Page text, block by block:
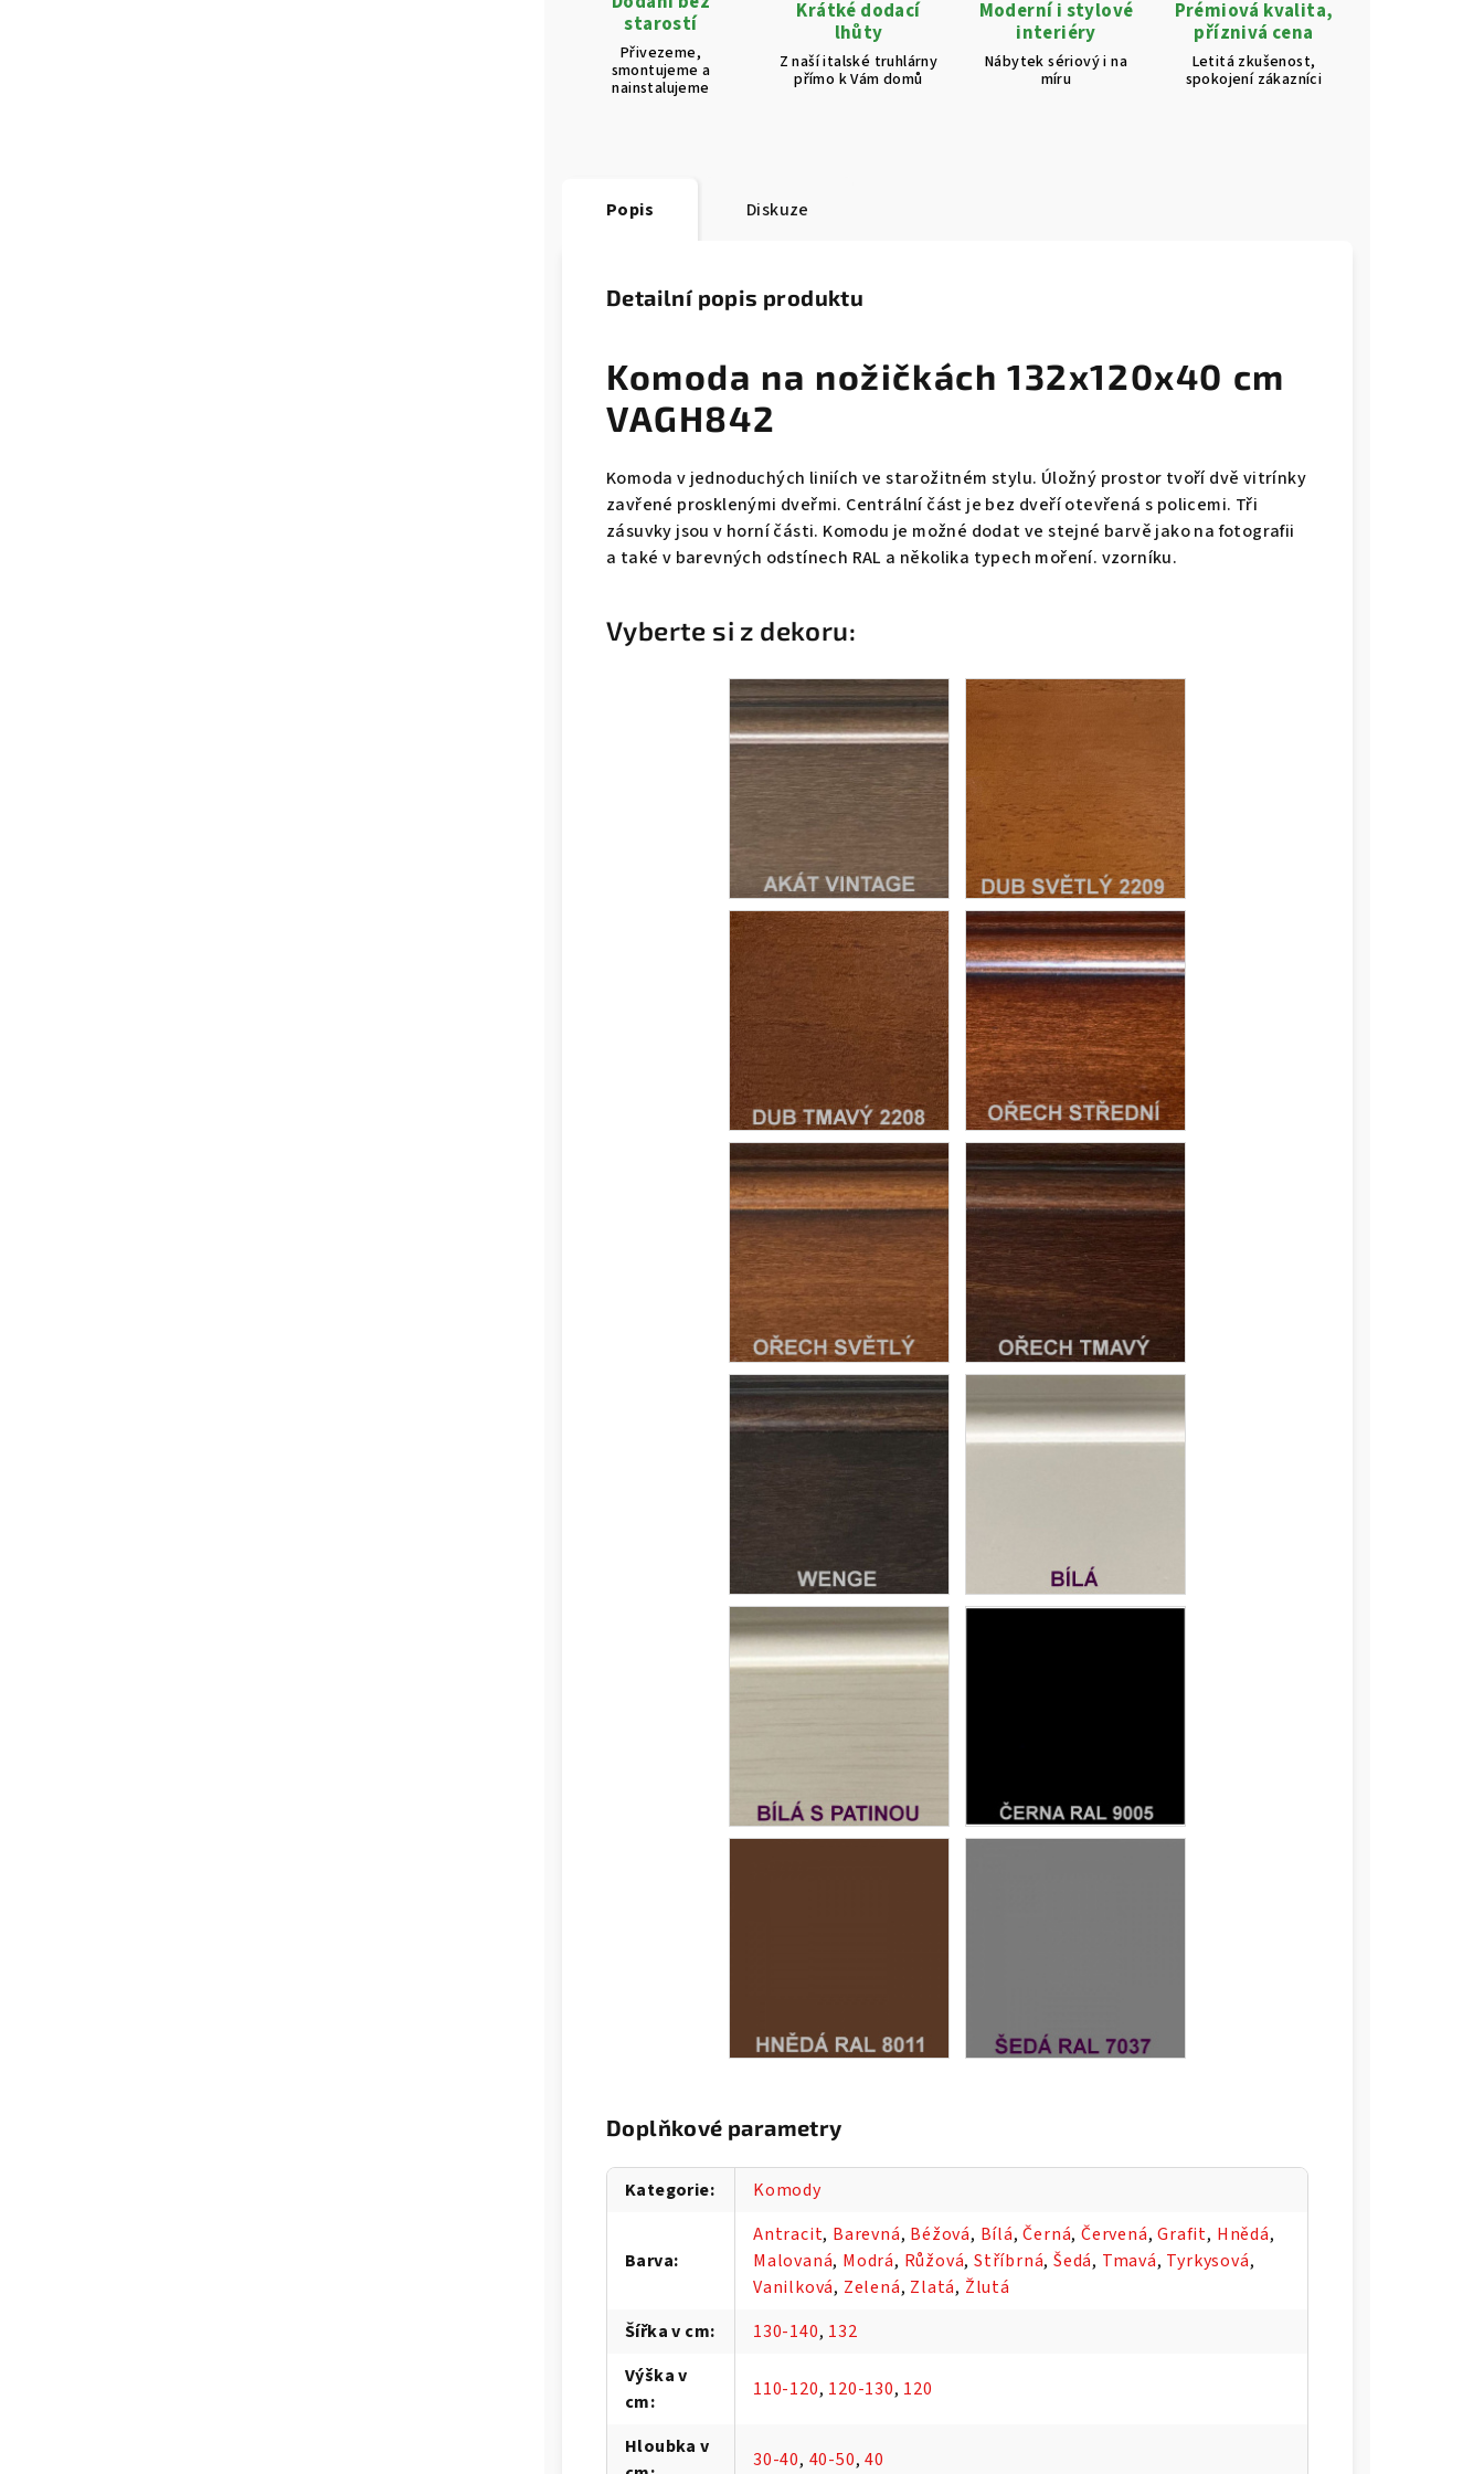
starostí
Přivezeme,
smontujeme a
nainstalujeme
Krátké dodací
lhůty
Z naší italské truhlárny
přímo k Vám domů
Moderní i stylové
interiéry
Nábytek sériový i na
míru
Prémiová kvalita,
příznivá cena
Letitá zkušenost,
spokojení zákazníci
Popis Diskuze
Detailní popis produktu
Komoda na nožičkách 132x120x40 cm
VAGH842
Komoda v jednoduchých liniích ve starožitném stylu. Úložný prostor tvoří dvě vitrínky
zavřené prosklenými dveřmi. Centrální část je bez dveří otevřená s policemi. Tři
zásuvky jsou v horní části. Komodu je možné dodat ve stejné barvě jako na fotografii
a také v barevných odstínech RAL a několika typech moření. vzorníku.
Vyberte si z dekoru:
Doplňkové parametry
Kategorie: Komody
Barva:
Antracit, Barevná, Béžová, Bílá,Černá,Červená,Grafit, Hnědá,
Malovaná, Modrá, Růžová,Stříbrná,Šedá, Tmavá, Tyrkysová,
Vanilková, Zelená, Zlatá, Žlutá
Šířka v cm: 130-140, 132
Výška v
cm:
110-120, 120-130, 120
Hloubka v
30-40, 40-50,40